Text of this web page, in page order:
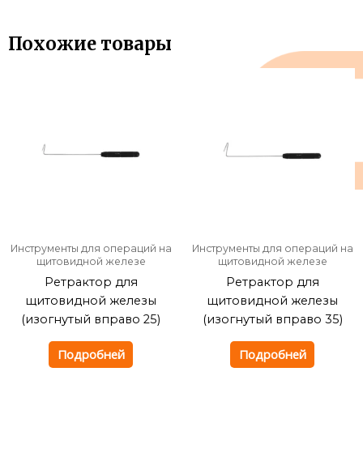
Похожие товары
Инструменты для операций на
щитовидной железе
Ретрактор для
щитовидной железы
(изогнутый вправо 25)
Подробней
Инструменты для операций на
щитовидной железе
Ретрактор для
щитовидной железы
(изогнутый вправо 35)
Подробней